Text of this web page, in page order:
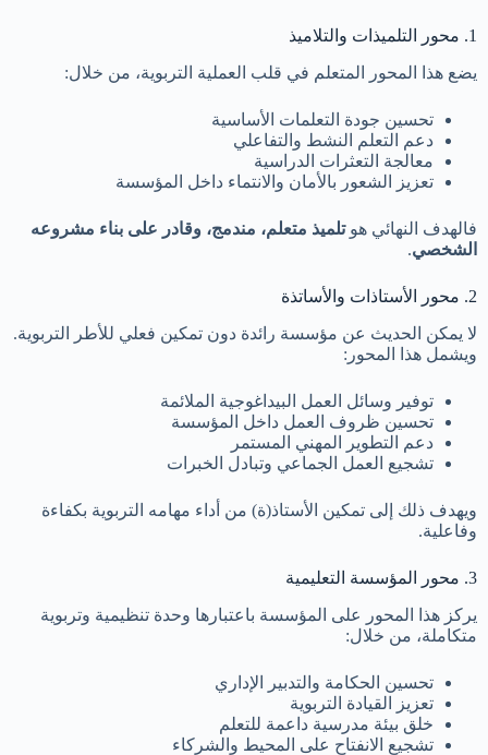
1. محور التلميذات والتلاميذ
يضع هذا المحور المتعلم في قلب العملية التربوية، من خلال:
تحسين جودة التعلمات الأساسية
دعم التعلم النشط والتفاعلي
معالجة التعثرات الدراسية
تعزيز الشعور بالأمان والانتماء داخل المؤسسة
فالهدف النهائي هوتلميذ متعلم، مندمج، وقادر على بناء مشروعه
الشخصي.
2. محور الأستاذات والأساتذة
لا يمكن الحديث عن مؤسسة رائدة دون تمكين فعلي للأطر التربوية.
ويشمل هذا المحور:
توفير وسائل العمل البيداغوجية الملائمة
تحسين ظروف العمل داخل المؤسسة
دعم التطوير المهني المستمر
تشجيع العمل الجماعي وتبادل الخبرات
ويهدف ذلك إلى تمكين الأستاذ(ة) من أداء مهامه التربوية بكفاءة
وفاعلية.
3. محور المؤسسة التعليمية
يركز هذا المحور على المؤسسة باعتبارها وحدة تنظيمية وتربوية
متكاملة، من خلال:
تحسين الحكامة والتدبير الإداري
تعزيز القيادة التربوية
خلق بيئة مدرسية داعمة للتعلم
تشجيع الانفتاح على المحيط والشركاء